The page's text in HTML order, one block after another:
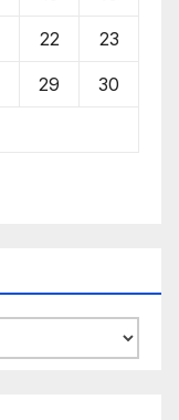
22 23
29 30